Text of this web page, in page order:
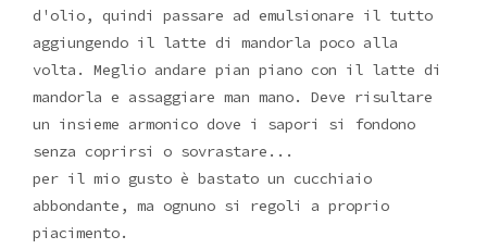
d'olio, quindi passare ad emulsionare il tutto
aggiungendo il latte di mandorla poco alla
volta. Meglio andare pian piano con il latte di
mandorla e assaggiare man mano. Deve risultare
un insieme armonico dove i sapori si fondono
senza coprirsi o sovrastare...
per il mio gusto è bastato un cucchiaio
abbondante, ma ognuno si regoli a proprio
piacimento.